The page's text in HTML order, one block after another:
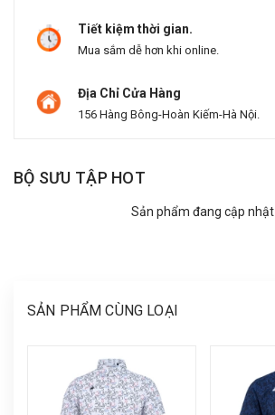
Tiết kiệm thời gian.
Mua sắm dễ hơn khi online.
Địa Chỉ Cửa Hàng
156 Hàng Bông-Hoàn Kiếm-Hà Nội.
BỘ SƯU TẬP HOT
Sản phẩm đang cập nhật
SẢN PHẨM CÙNG LOẠI